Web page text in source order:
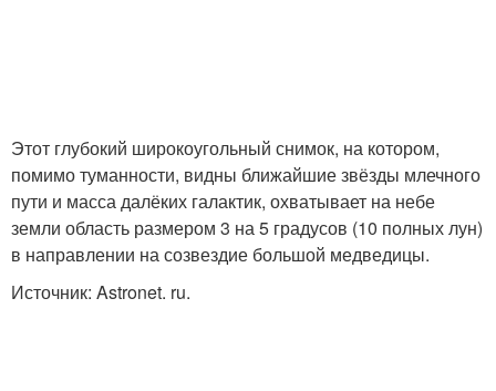
Этот глубокий широкоугольный снимок, на котором,
помимо туманности, видны ближайшие звёзды млечного
пути и масса далёких галактик, охватывает на небе
земли область размером 3 на 5 градусов (10 полных лун)
в направлении на созвездие большой медведицы.
Источник: Astronet. ru.